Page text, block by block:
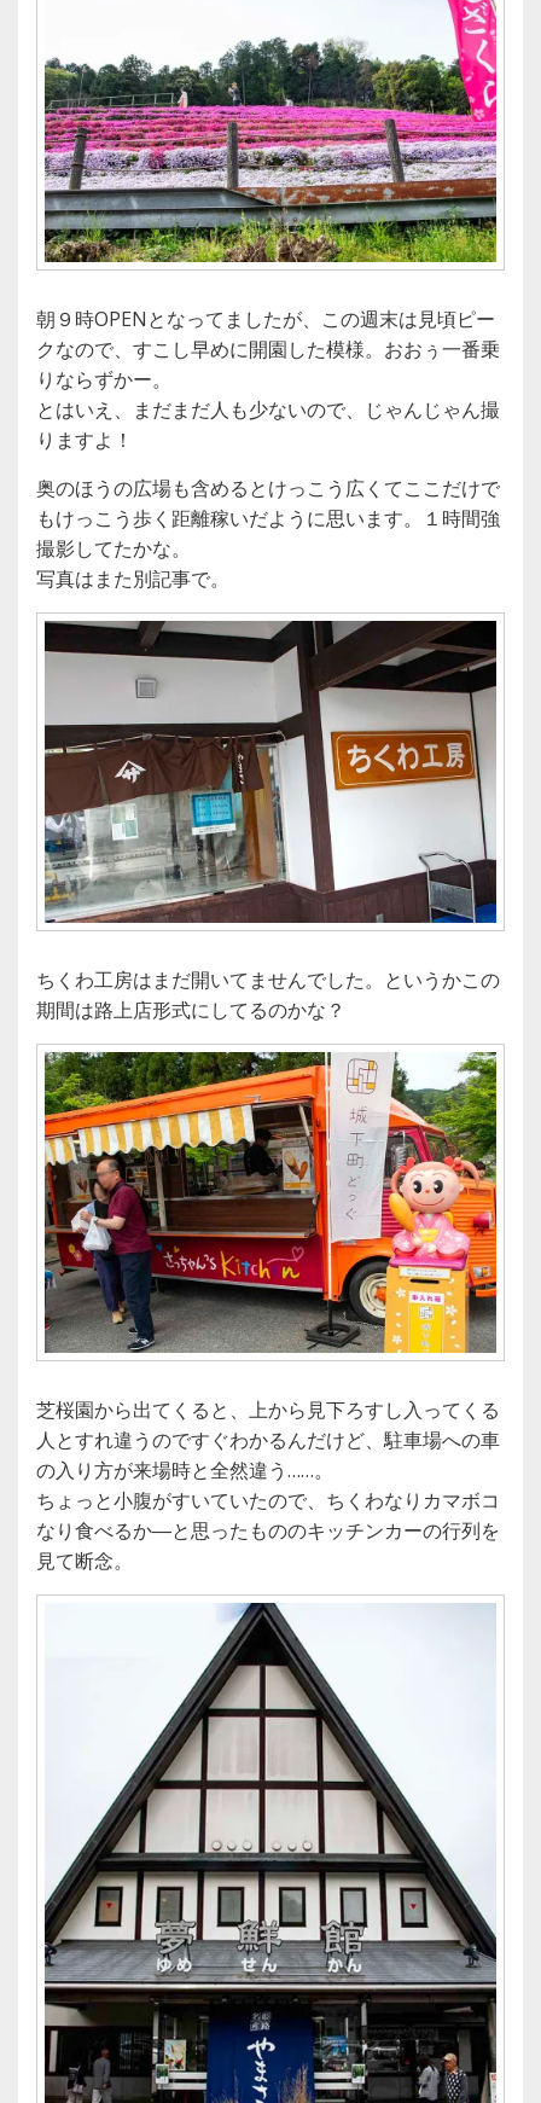
朝９時OPENとなってましたが、この週末は見頃ピー
クなので、すこし早めに開園した模様。おおぅ一番乗
りならずかー。
とはいえ、まだまだ人も少ないので、じゃんじゃん撮
りますよ！
奥のほうの広場も含めるとけっこう広くてここだけで
もけっこう歩く距離稼いだように思います。１時間強
撮影してたかな。
写真はまた別記事で。
ちくわ工房はまだ開いてませんでした。というかこの
期間は路上店形式にしてるのかな？
芝桜園から出てくると、上から見下ろすし入ってくる
人とすれ違うのですぐわかるんだけど、駐車場への車
の入り方が来場時と全然違う……。
ちょっと小腹がすいていたので、ちくわなりカマボコ
なり食べるか―と思ったもののキッチンカーの行列を
見て断念。